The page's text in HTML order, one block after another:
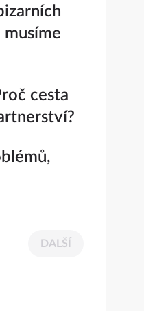
cesta
DALŠÍ